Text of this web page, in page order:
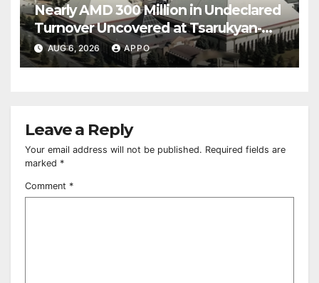
Nearly AMD 300 Million in Undeclared
Turnover Uncovered at Tsarukyan-
Owned Entertainment Center
AUG 6, 2026 APPO
Leave a Reply
Your email address will not be published. Required fields are
marked *
Comment *